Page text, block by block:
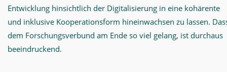
Entwicklung hinsichtlich der Digitalisierung in eine kohärente
und inklusive Kooperationsform hineinwachsen zu lassen.
dem Forschungsverbund am Ende so viel gelang, ist durchaus
beeindruckend.